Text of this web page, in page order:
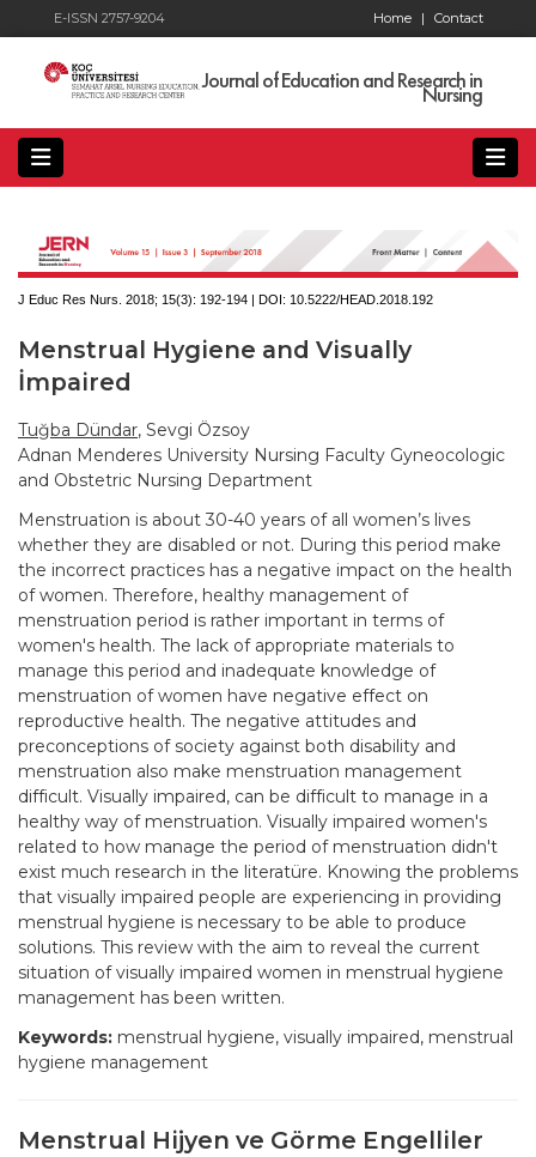
E-ISSN 2757-9204 Contact
Home |
Journal of Education and Research in
Nursing
J Educ Res Nurs. 2018; 15(3): 192-194 | DOI: 10.5222/HEAD.2018.192
Menstrual Hygiene and Visually
İmpaired
Tuğba Dündar, Sevgi Özsoy
Adnan Menderes University Nursing Faculty Gyneocologic
and Obstetric Nursing Department
Menstruation is about 30-40 years of all women’s lives
whether they are disabled or not. During this period make
the incorrect practices has a negative impact on the health
of women. Therefore, healthy management of
menstruation period is rather important in terms of
women's health. The lack of appropriate materials to
manage this period and inadequate knowledge of
menstruation of women have negative effect on
reproductive health. The negative attitudes and
preconceptions of society against both disability and
menstruation also make menstruation management
difficult. Visually impaired, can be difficult to manage in a
healthy way of menstruation. Visually impaired women's
related to how manage the period of menstruation didn't
exist much research in the literatüre. Knowing the problems
that visually impaired people are experiencing in providing
menstrual hygiene is necessary to be able to produce
solutions. This review with the aim to reveal the current
situation of visually impaired women in menstrual hygiene
management has been written.
Keywords: menstrual hygiene, visually impaired, menstrual
hygiene management
Menstrual Hijyen ve Görme Engelliler